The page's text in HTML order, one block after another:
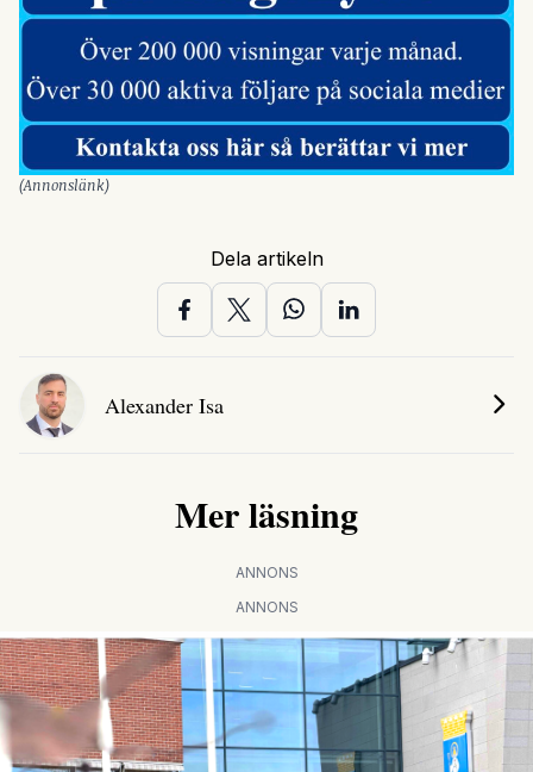
(Annonslänk)
Dela artikeln
Alexander Isa
Mer läsning
ANNONS
ANNONS